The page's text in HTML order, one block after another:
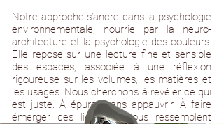
Notre approche s’ancre dans la psychologie
environnementale, nourrie par la neuro-
architecture et la psychologie des couleurs.
Elle repose sur une lecture fine et sensible
des espaces, associée à une réflexion
rigoureuse sur les volumes, les matières et
les usages. Nous cherchons à révéler ce qui
est juste. À épurer sans appauvrir. À faire
émerger des lieux qui vous ressemblent